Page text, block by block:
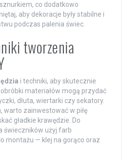
co dodatkowo
aby dekoracje były stabilne i
podczas palenia świec.
tworzenia
i techniki, aby skutecznie
materiałów mogą przydać
dłuta, wiertarki czy sekatory.
warto zainwestować w piłę
gładkie krawędzie. Do
świeczników użyj farb
montażu — klej na gorąco oraz